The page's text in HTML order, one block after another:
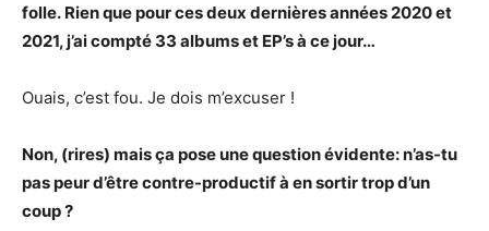
folle. Rien que pour ces deux dernières années 2020 et
2021, j’ai compté 33 albums et EP’s à ce jour…
Ouais, c’est fou. Je dois m’excuser !
Non, (rires) mais ça pose une question évidente: n’as-tu
pas peur d’être contre-productif à en sortir trop d’un
coup ?